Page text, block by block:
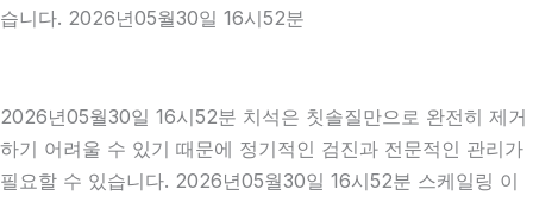
습니다. 2026년05월30일 16시52분
2026년05월30일 16시52분 치석은 칫솔질만으로 완전히 제거
하기 어려울 수 있기 때문에 정기적인 검진과 전문적인 관리가
필요할 수 있습니다. 2026년05월30일 16시52분 스케일링 이